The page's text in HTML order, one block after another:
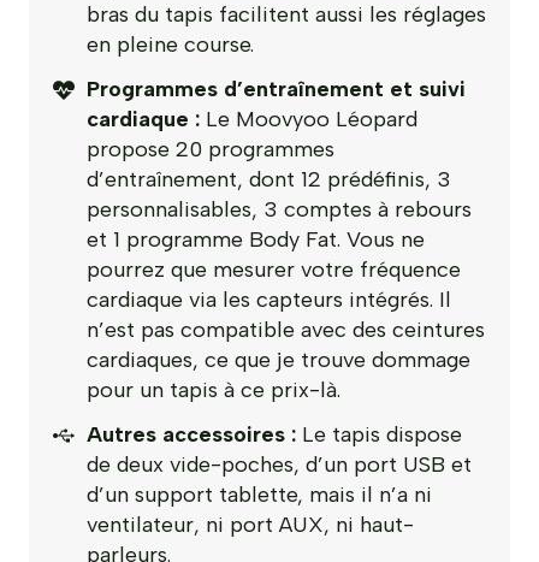
bras du tapis facilitent aussi les réglages
en pleine course.
Programmes d’entraînement et suivi
cardiaque : Le Moovyoo Léopard
propose 20 programmes
d’entraînement, dont 12 prédéfinis, 3
personnalisables, 3 comptes à rebours
et 1 programme Body Fat. Vous ne
pourrez que mesurer votre fréquence
cardiaque via les capteurs intégrés. Il
n’est pas compatible avec des ceintures
cardiaques, ce que je trouve dommage
pour un tapis à ce prix-là.
Autres accessoires : Le tapis dispose
de deux vide-poches, d’un port USB et
d’un support tablette, mais il n’a ni
ventilateur, ni port AUX, ni haut-
parleurs.